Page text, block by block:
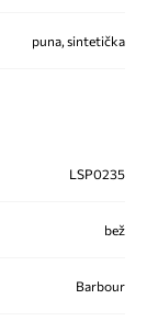
puna, sintetička
LSP0235
bež
Barbour